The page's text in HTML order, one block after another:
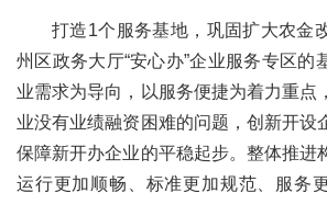
打造1个服务基地，巩固扩大农金
州区政务大厅“安心办”企业服务专区的
业需求为导向，以服务便捷为着力重点
业没有业绩融资困难的问题，创新开设
保障新开办企业的平稳起步。整体推进
运行更加顺畅、标准更加规范、服务